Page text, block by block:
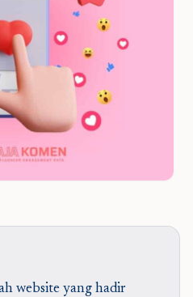
website yang hadir